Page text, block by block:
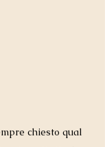
chiesto qual